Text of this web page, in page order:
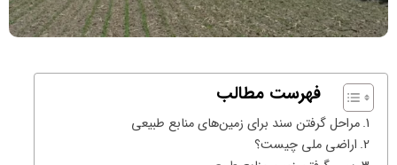
فهرست مطالب
مراحل گرفتن سند برای زمین‌های منابع طبیعی
اراضی ملی چیست؟